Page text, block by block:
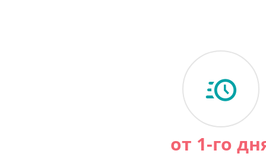
от 1-го